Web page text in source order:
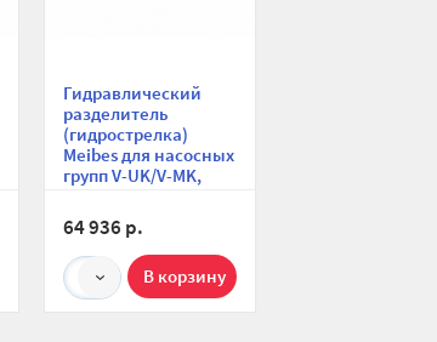
Гидравлический
разделитель
(гидрострелка)
Meibes для насосных
групп V-UK/V-MK,
130 кВт,
конструкционная
сталь
64 936 р.
1